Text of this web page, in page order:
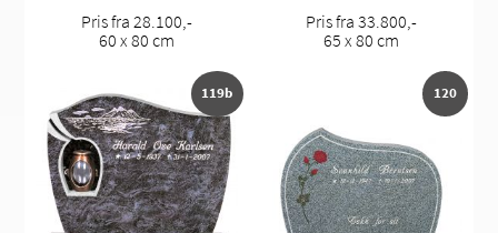
Pris fra 28.100,-
60 x 80 cm
Pris fra 33.800,-
65 x 80 cm
119b 120